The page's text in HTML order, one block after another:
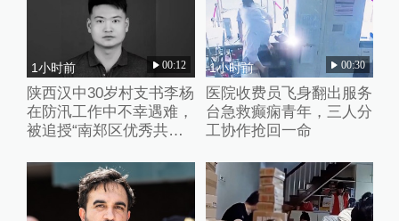
1小时前 00:12
陕西汉中30岁村支书李杨
在防汛工作中不幸遇难，
被追授“南郑区优秀共产
1小时前 00:30
医院收费员飞身翻出服务
台急救癫痫青年，三人分
工协作抢回一命